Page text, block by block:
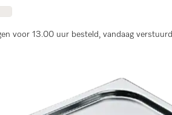
voor 13.00 uur besteld, vandaag verstuurd